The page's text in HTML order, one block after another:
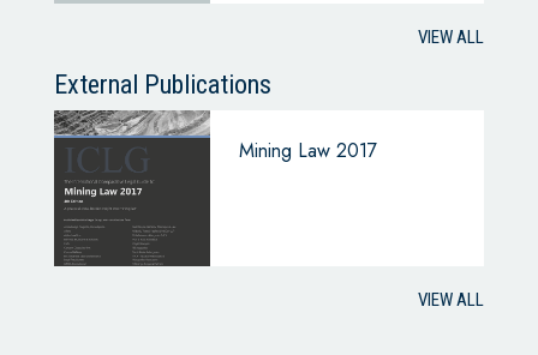
VIEW ALL
External Publications
Mining Law 2017
VIEW ALL